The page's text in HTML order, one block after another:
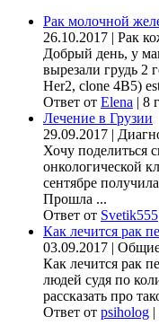
Рак молочной
26.10.2017
Рак
Добрый день, у
вырезали грудь 2
Her2, clone 4B5)
Ответ от Elena
8
Лечение в Грузии
29.09.2017
Хочу поделиться
онкологической
сентябре
Прошла ...
Ответ от Svetik555
Как лечится рак
03.09.2017
Как лечится рак
людей судя по
рассказать про
Ответ от psiholog